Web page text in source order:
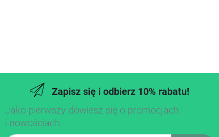
Zapisz się i odbierz 10% rabatu!
Jako pierwszy dowiesz się o promocjach
i nowościach